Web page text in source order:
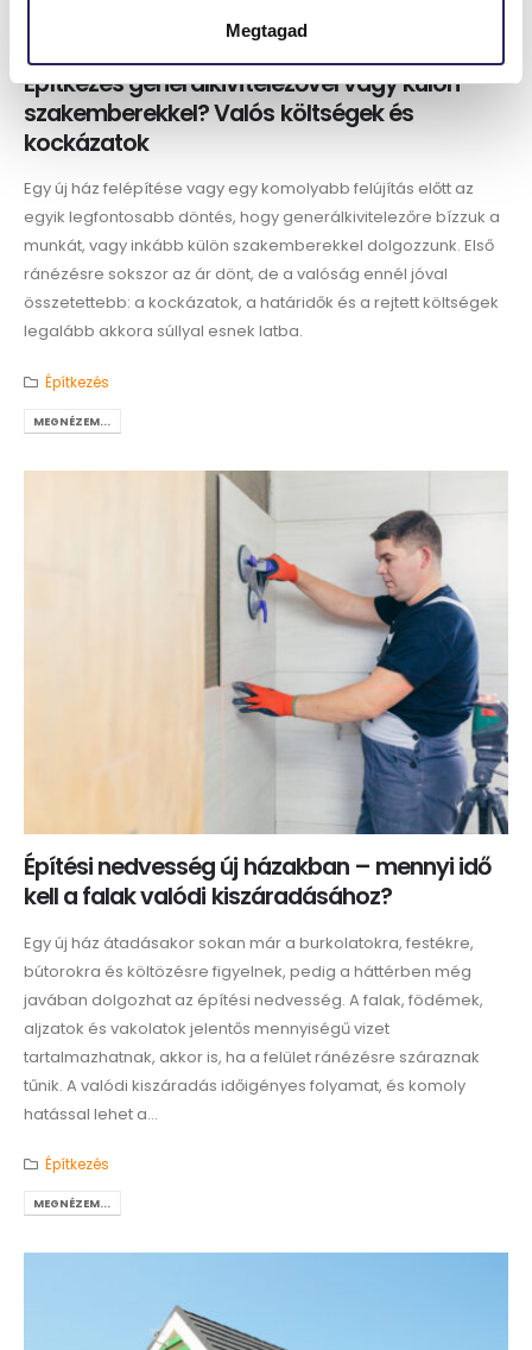
Megtagad
Építkezés generálkivitelezővel vagy külön
szakemberekkel? Valós költségek és
kockázatok
Egy új ház felépítése vagy egy komolyabb felújítás előtt az
egyik legfontosabb döntés, hogy generálkivitelezőre bízzuk a
munkát, vagy inkább külön szakemberekkel dolgozzunk. Első
ránézésre sokszor az ár dönt, de a valóság ennél jóval
összetettebb: a kockázatok, a határidők és a rejtett költségek
legalább akkora súllyal esnek latba.
Építkezés
MEGNÉZEM...
Építési nedvesség új házakban – mennyi idő
kell a falak valódi kiszáradásához?
Egy új ház átadásakor sokan már a burkolatokra, festékre,
bútorokra és költözésre figyelnek, pedig a háttérben még
javában dolgozhat az építési nedvesség. A falak, födémek,
aljzatok és vakolatok jelentős mennyiségű vizet
tartalmazhatnak, akkor is, ha a felület ránézésre száraznak
tűnik. A valódi kiszáradás időigényes folyamat, és komoly
hatással lehet a...
Építkezés
MEGNÉZEM...